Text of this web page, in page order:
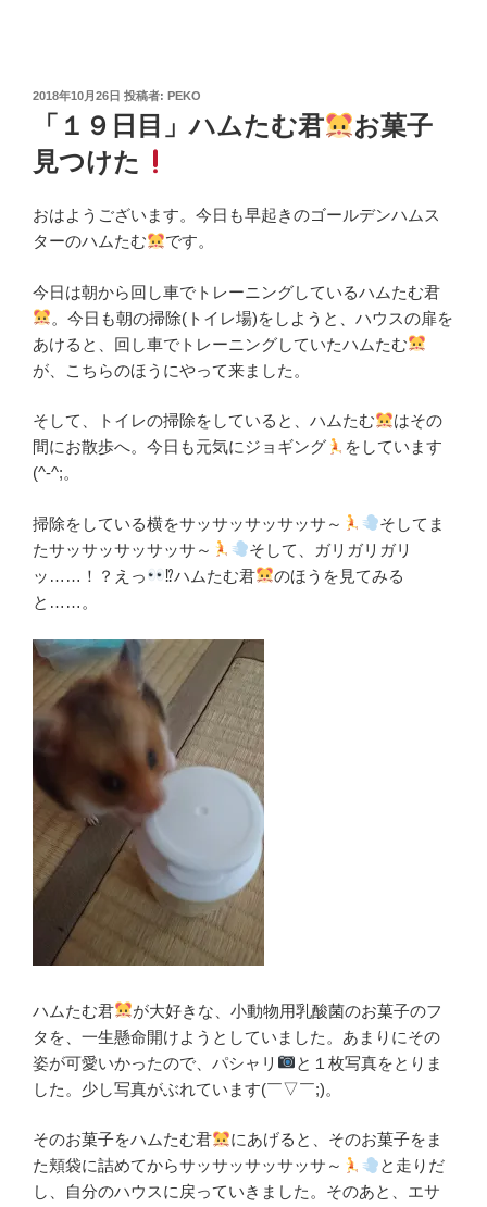
投
2018年10月26日 投稿者: PEKO
「１９日目」ハムたむ君
お菓子
見つけた
おはようございます。今日も早起きのゴールデンハムス
ターのハムたむ
です。
今日は朝から回し車でトレーニングしているハムたむ君
。今日も朝の掃除(トイレ場)をしようと、ハウスの扉を
あけると、回し車でトレーニングしていたハムたむ
が、こちらのほうにやって来ました。
そして、トイレの掃除をしていると、ハムたむ
はその
間にお散歩へ。今日も元気にジョギング
をしています
(^-^;。
掃除をしている横をサッサッサッサッサ～
そしてま
たサッサッサッサッサ～
そして、ガリガリガリ
ッ……！？えっ
⁉ハムたむ君
のほうを見てみる
と……。
ハムたむ君
が大好きな、小動物用乳酸菌のお菓子のフ
タを、一生懸命開けようとしていました。あまりにその
姿が可愛いかったので、パシャリ
と１枚写真をとりま
した。少し写真がぶれています(￣▽￣;)。
そのお菓子をハムたむ君
にあげると、そのお菓子をま
た頬袋に詰めてからサッサッサッサッサ～
と走りだ
し、自分のハウスに戻っていきました。そのあと、エサ